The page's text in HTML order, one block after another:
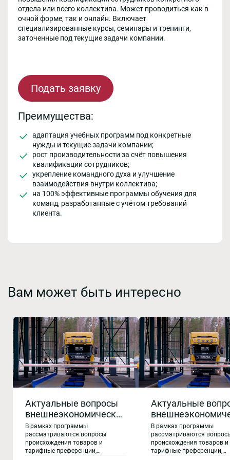
отдела или всего коллектива. Может проводиться как в
очной форме, так и онлайн. Включает
специализированные курсы, семинары и тренинги,
заточенные под текущие задачи компании.
Подать заявку
Преимущества:
адаптация учебных программ под конкретные
нужды и текущие задачи компании;
рост производительности за счёт повышения
квалификации сотрудников;
укрепление командного духа и улучшение
взаимодействия внутри коллектива;
на 100% эффективные программы обучения для
команд, разработанные с учётом требований
клиента.
Вам может быть интересно
Актуальные вопросы
внешнеэкономической
деятельности.
Нововведения в
таможенном
регулировании в 2026
В рамках программы
рассматриваются вопросы
происхождения товаров и
тарифные преференции,
Актуальные
деятельности.
Нововведения в
таможенном
регулировании в
В рамках программы
рассматриваются
происхождения товаров и
тарифные преференции,